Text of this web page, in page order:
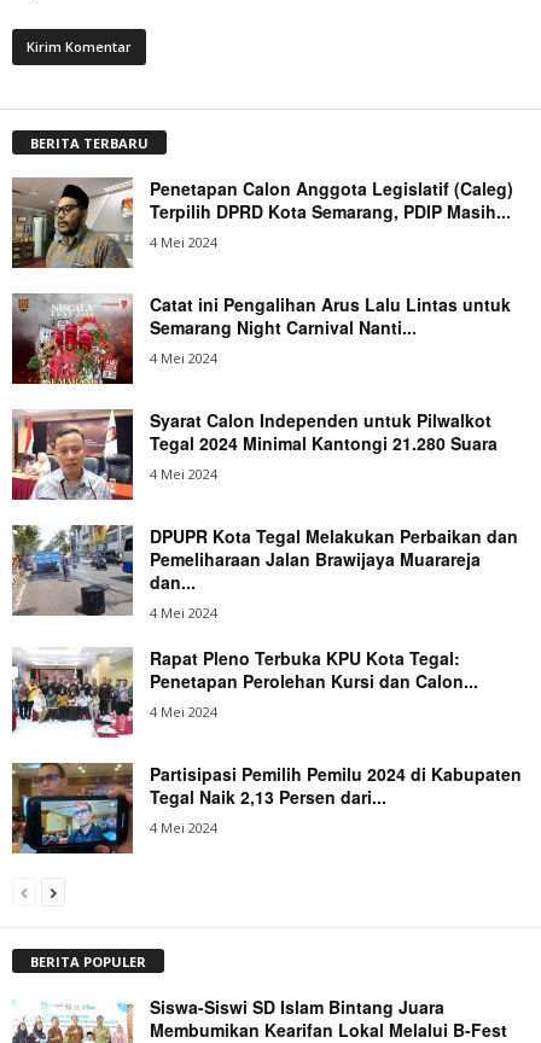
BERITA TERBARU
Penetapan Calon Anggota Legislatif (Caleg)
Terpilih DPRD Kota Semarang, PDIP Masih...
4 Mei 2024
Catat ini Pengalihan Arus Lalu Lintas untuk
Semarang Night Carnival Nanti...
4 Mei 2024
Syarat Calon Independen untuk Pilwalkot
Tegal 2024 Minimal Kantongi 21.280 Suara
4 Mei 2024
DPUPR Kota Tegal Melakukan Perbaikan dan
Pemeliharaan Jalan Brawijaya Muarareja
dan...
4 Mei 2024
Rapat Pleno Terbuka KPU Kota Tegal:
Penetapan Perolehan Kursi dan Calon...
4 Mei 2024
Partisipasi Pemilih Pemilu 2024 di Kabupaten
Tegal Naik 2,13 Persen dari...
4 Mei 2024
BERITA POPULER
Siswa-Siswi SD Islam Bintang Juara
Membumikan Kearifan Lokal Melalui B-Fest